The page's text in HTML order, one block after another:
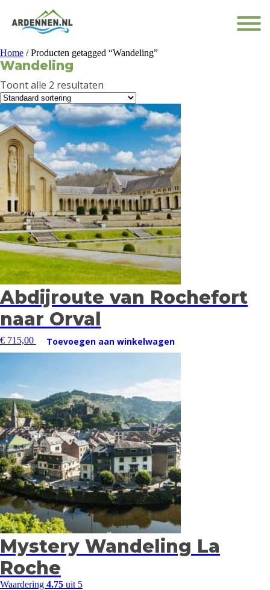
Home / Producten getagged “Wandeling”
Wandeling
Toont alle 2 resultaten
Abdijroute van Rochefort
naar Orval
€ 715,00 Toevoegen aan winkelwagen
Mystery Wandeling La
Roche
Waardering 4.75 uit 5